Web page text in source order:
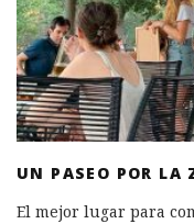
UN PASEO POR LA
El mejor lugar para